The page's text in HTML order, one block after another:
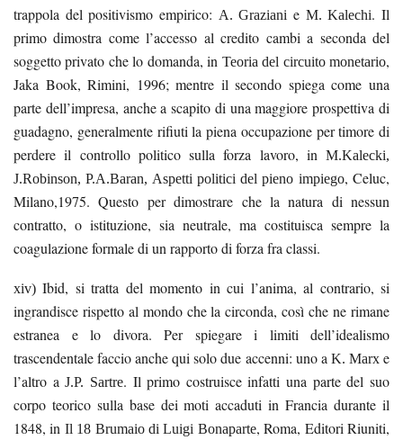
trappola del positivismo empirico: A. Grazianie M. Kalechi. Il
primo dimostra come l’accesso al credito cambi a seconda del
soggetto privato che lo domanda, in Teoria del circuito monetario,
Jaka Book, Rimini, 1996; mentre il secondo spiega come una
parte dell’impresa, anche a scapito di una maggiore prospettiva di
guadagno, generalmente rifiuti la piena occupazione per timore di
perdere il controllo politico sulla forza lavoro, in M.Kalecki,
J.Robinson, P.A.Baran, Aspetti politici del pieno impiego, Celuc,
Milano,1975. Questo per dimostrare che la natura di nessun
contratto, o istituzione, sia neutrale, ma costituisca sempre la
coagulazione formale di un rapporto di forza fra classi.
xiv) Ibid, si tratta del momento in cui l’anima, al contrario, si
ingrandisce rispetto al mondo che la circonda, così che ne rimane
estranea e lo divora. Per spiegare i limiti dell’idealismo
trascendentale faccio anche qui solo due accenni: uno a K. Marxe
l’altro aJ.P. Sartre. Il primo costruisce infatti una parte del suo
corpo teorico sulla base dei moti accaduti in Francia durante il
1848, in Il 18 Brumaio di Luigi Bonaparte, Roma, Editori Riuniti,